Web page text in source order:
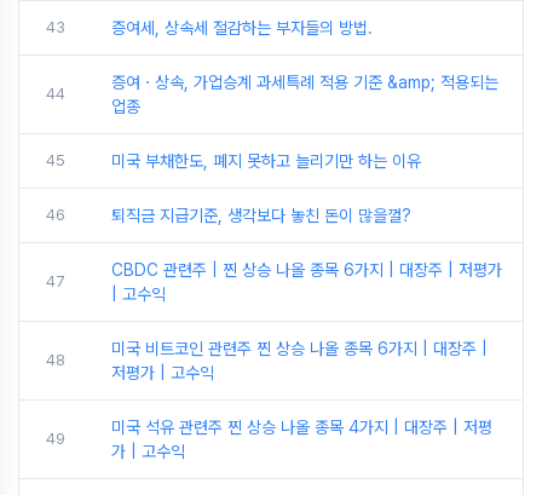
43 증여세, 상속세 절감하는 부자들의 방법.
44
증여ㆍ상속, 가업승계 과세특례 적용 기준 &amp; 적용되는
업종
45 미국 부채한도, 폐지 못하고 늘리기만 하는 이유
46 퇴직금 지급기준, 생각보다 놓친 돈이 많을껄?
47
CBDC 관련주 | 찐 상승 나올 종목 6가지 | 대장주 | 저평가
| 고수익
48
미국 비트코인 관련주 찐 상승 나올 종목 6가지 | 대장주 |
저평가 | 고수익
49
미국 석유 관련주 찐 상승 나올 종목 4가지 | 대장주 | 저평
가 | 고수익